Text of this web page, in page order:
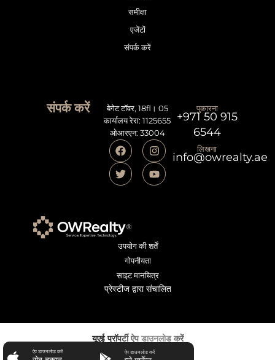
समीक्षा
एजेंटों
संपर्क करें
संपर्क करें
बेगेट टॉवर, 18fl। 05
कार्यालय रेरा: 1125655
ओआरएन: 33004
पुकारना
+971 50 915
6544
लिखना
info@owrealty.ae
उपयोग की शर्तें
गोपनीयता
साइट मानचित्र
प्रेस्टीज द्वारा संचालित
यूएई प्रॉपर्टी ऐप डाउनलोड करें
ऐप डाउनलोड करें ऐप डाउनलोड करें